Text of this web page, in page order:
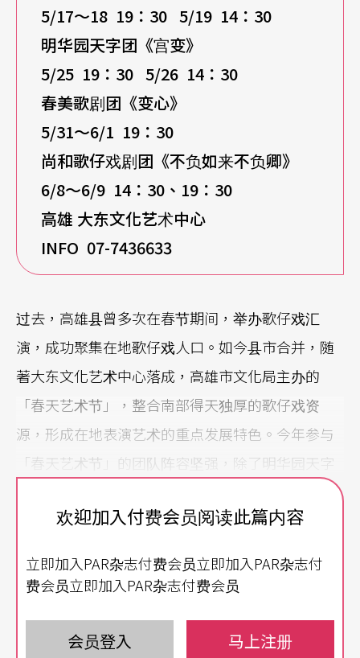
5/17～18 19：30 5/19 14：30
明华园天字团《宫变》
5/25 19 ：30 5/26 14：30
春美歌剧团《变心》
5/31～6/1 19：30
尚和歌仔戏剧团《不负如来不负卿》
6/8～6/9 14：30、19：30
高雄 大东文化艺术中心
INFO 07-7436633
过去，高雄县曾多次在春节期间，举办歌仔戏汇
演，成功聚集在地歌仔戏人口。如今县市合并，随
著大东文化艺术中心落成，高雄市文化局主办的
「春天艺术节」，整合南部得天独厚的歌仔戏资
源，形成在地表演艺术的重点发展特色。今年参与
「春天艺术节」的团队阵容坚强，除了明华园天字
戏团，推出全新制作之外，更邀来薪传歌仔戏团、
外，来自对岸、都马调起源地的漳州市芗剧团，也
在地歌仔戏团推出精采新制作
欢迎加入付费会员阅读此篇内容
立即加入PAR杂志付费会员立即加入PAR杂志付
费会员立即加入PAR杂志付费会员
会员登入 马上注册